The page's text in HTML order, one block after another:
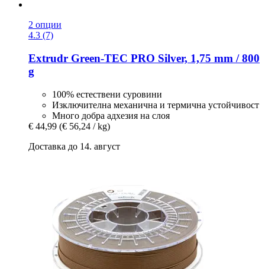
2 опции
4.3 (7)
Extrudr Green-​TEC PRO Silver, 1,75 mm / 800
g
100% естествени суровини
Изключителна механична и термична устойчивост
Много добра адхезия на слоя
€ 44,99 (€ 56,24 / kg)
Доставка до 14. август